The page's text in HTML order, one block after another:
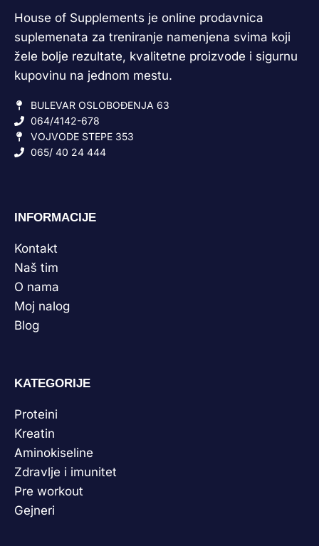
House of Supplements je online prodavnica
suplemenata za treniranje namenjena svima koji
žele bolje rezultate, kvalitetne proizvode i sigurnu
kupovinu na jednom mestu.
BULEVAR OSLOBOĐENJA 63
064/4142-678
VOJVODE STEPE 353
065/ 40 24 444
INFORMACIJE
Kontakt
Naš tim
O nama
Moj nalog
Blog
KATEGORIJE
Proteini
Kreatin
Aminokiseline
Zdravlje i imunitet
Pre workout
Gejneri